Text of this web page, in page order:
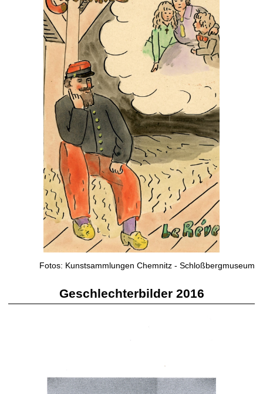
Fotos: Kunstsammlungen Chemnitz - Schloßbergmuseum
Geschlechterbilder 2016